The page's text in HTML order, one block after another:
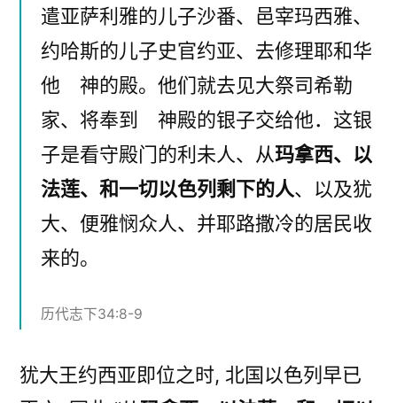
遣亚萨利雅的儿子沙番、邑宰玛西雅、
约哈斯的儿子史官约亚、去修理耶和华
他 神的殿。他们就去见大祭司希勒
家、将奉到 神殿的银子交给他．这银
子是看守殿门的利未人、从玛拿西、以
法莲、和一切以色列剩下的人、以及犹
大、便雅悯众人、并耶路撒冷的居民收
来的。
历代志下34:8-9
犹大王约西亚即位之时, 北国以色列早已